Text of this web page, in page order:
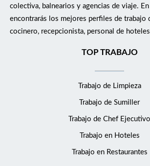
colectiva, balnearios y agencias de viaje.
encontrarás los mejores perfiles de trabajo
cocinero, recepcionista, personal de
TOP TRABAJO
Trabajo de Limpieza
Trabajo de Sumiller
Trabajo de Chef Ejecutivo
Trabajo en Hoteles
Trabajo en Restaurantes